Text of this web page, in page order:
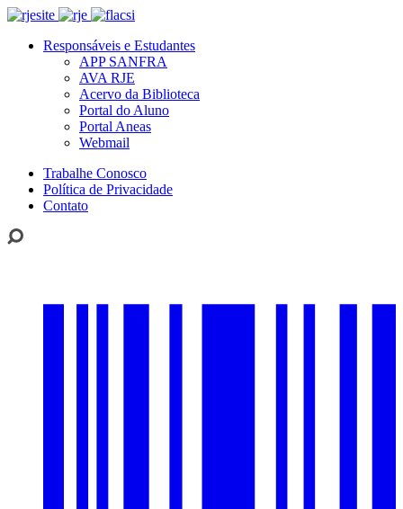
Responsáveis e Estudantes
APP SANFRA
AVA RJE
Acervo da Biblioteca
Portal do Aluno
Portal Aneas
Webmail
Trabalhe Conosco
Política de Privacidade
Contato